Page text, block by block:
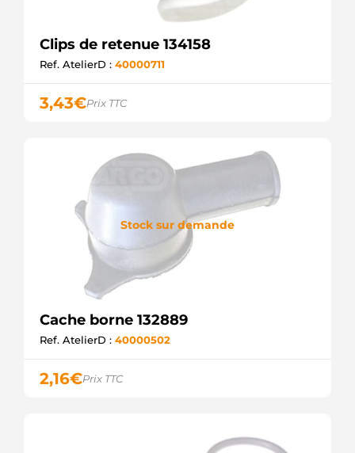
Clips de retenue 134158
Ref. AtelierD : 40000711
3,43€Prix TTC
Stock sur demande
Cache borne 132889
Ref. AtelierD : 40000502
2,16€Prix TTC